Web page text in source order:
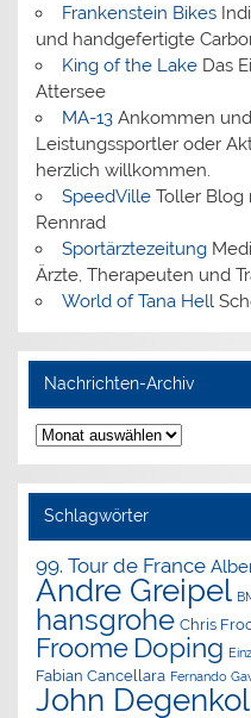
Frankenstein Bikes
und handgefertigte
King of the LakeDas
Attersee
MA-13Ankommen
Leistungssportler oder
herzlich willkommen.
SpeedVilleToller Blog
Rennrad
Sportärztezeitung
Ärzte, Therapeuten und
World of Tana Hell
Nachrichten-Archiv
Nachrichten-
Archiv
Schlagwörter
99. Tour de France
Andre Greipel
hansgrohe Chris
Froome Doping
Fabian Cancellara Fernando
John